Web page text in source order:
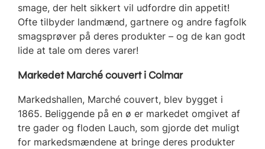
smage, der helt sikkert vil udfordre din appetit!
Ofte tilbyder landmænd, gartnere og andre fagfolk
smagsprøver på deres produkter – og de kan godt
lide at tale om deres varer!
Markedet Marché couvert i Colmar
Markedshallen, Marché couvert, blev bygget i
1865. Beliggende på en ø er markedet omgivet af
tre gader og floden Lauch, som gjorde det muligt
for markedsmændene at bringe deres produkter